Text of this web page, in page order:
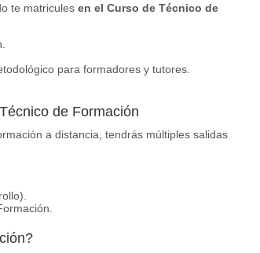
te matricules en el Curso de Técnico de
para formadores y tutores.
de Formación
a distancia, tendrás múltiples salidas